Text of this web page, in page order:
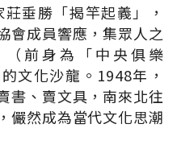
垂勝「揭竿起義」，
會成員響應，集眾人之
前身為「中央俱樂
文化沙龍。1948年，
書、賣文具，南來北往
儼然成為當代文化思潮